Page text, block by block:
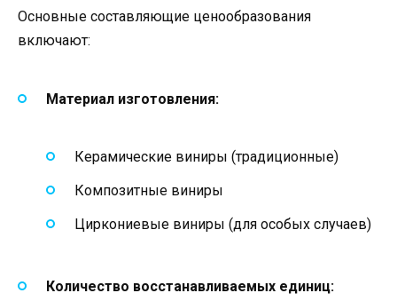
Основные составляющие ценообразования
включают:
Материал изготовления:
Керамические виниры (традиционные)
Композитные виниры
Циркониевые виниры (для особых случаев)
Количество восстанавливаемых единиц: